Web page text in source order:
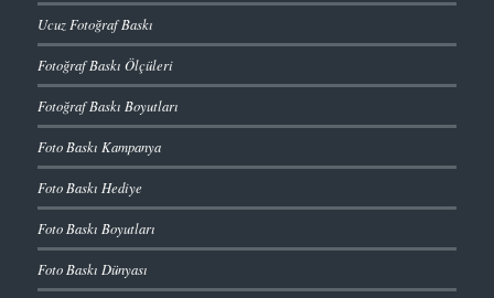
Ucuz Fotoğraf Baskı
Fotoğraf Baskı Ölçüleri
Fotoğraf Baskı Boyutları
Foto Baskı Kampanya
Foto Baskı Hediye
Foto Baskı Boyutları
Foto Baskı Dünyası